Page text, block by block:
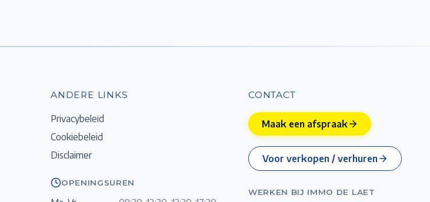
ANDERE LINKS
Privacybeleid
Cookiebeleid
Disclaimer
OPENINGSUREN
CONTACT
Maak een afspraak
Voor verkopen / verhuren
WERKEN BIJ IMMO DE LAET